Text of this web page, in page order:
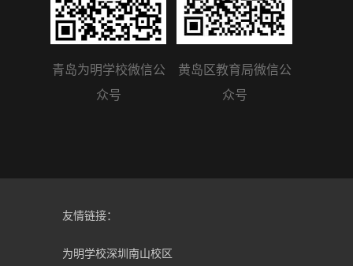
青岛为明学校微信公
众号
黄岛区教育局微信公
众号
友情链接：
为明学校深圳南山校区